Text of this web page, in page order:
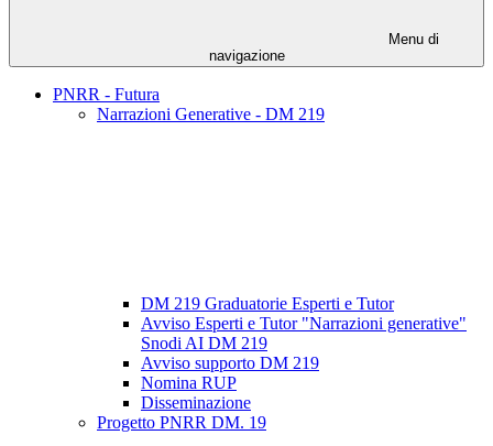
Menu di
navigazione
PNRR - Futura
Narrazioni Generative - DM 219
DM 219 Graduatorie Esperti e Tutor
Avviso Esperti e Tutor "Narrazioni generative"
Snodi AI DM 219
Avviso supporto DM 219
Nomina RUP
Disseminazione
Progetto PNRR DM. 19